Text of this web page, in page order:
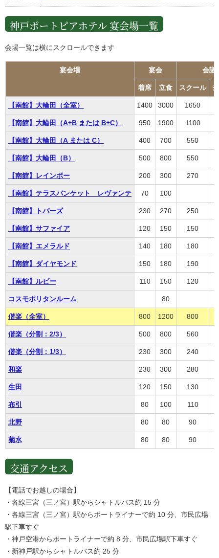
神戸ポートピアホテル 宴会場一覧
会場一覧は横にスクロールできます
宴会場 宴会 会議
着席 立食 スクール
【南館】大輪田（全室） 1400 3000 1650
【南館】大輪田（A+B または B+C） 950 1900 1100
【南館】大輪田（A または C） 400 700 550
【南館】大輪田（B） 500 800 550
【南館】レインボー 200 300 270
【南館】テラスバンケット レヴァンテ 70 100
【南館】トパーズ 230 270 250
【南館】サファイア 120 150 150
【南館】エメラルド 140 180 180
【南館】ダイヤモンド 150 180 190
【南館】ルビー 110 150 120
コスモポリタンルーム 80
偕楽（全室） 800 1200 800
偕楽（分割：2/3） 500 800 560
偕楽（分割：1/3） 230 300 240
和楽 230 300 280
生田 120 150 130
布引 80 100 110
北野 80 80 90
菊水 80 80 90
交通アクセス
【電話でお越しの場合】
・各線三宮（三ノ宮）駅からシャトルバス約 15 分
・各線三宮（三ノ宮）駅からポートライナーで約 10 分、市民広場
駅下車すぐ
・神戸空港からポートライナーで約 8 分、市民広場駅下車すぐ
・新神戸駅からシャトルバス約 25 分